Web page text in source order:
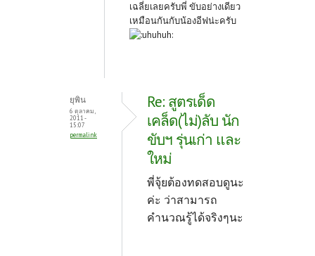
เฉลี่ยเลยครับพี่ ขับอย่างเดียว
เหมือนกันกับน้องอีฟน่ะครับ
ยุพิน
6 ตุลาคม,
2011 -
15:07
permalink
Re: สูตรเด็ด
เคล็ด(ไม่)ลับ นัก
ขับฯ รุ่นเก่า และ
ใหม่
พี่จุ้ยต้องทดสอบดูนะ
ค่ะ ว่าสามารถ
คำนวณรู้ได้จริงๆนะ